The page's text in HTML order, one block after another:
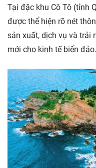
Tại đặc khu Cô Tô (tỉnh
được thể hiện rõ nét
sản xuất, dịch vụ và trải
mới cho kinh tế biển đảo.